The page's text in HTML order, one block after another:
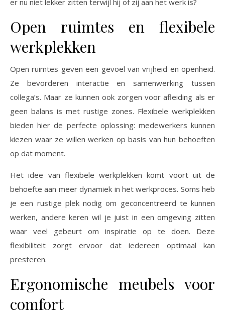
er nu niet lekker zitten terwijl hij of zij aan het werk is?
Open ruimtes en flexibele
werkplekken
Open ruimtes geven een gevoel van vrijheid en openheid.
Ze bevorderen interactie en samenwerking tussen
collega’s. Maar ze kunnen ook zorgen voor afleiding als er
geen balans is met rustige zones. Flexibele werkplekken
bieden hier de perfecte oplossing: medewerkers kunnen
kiezen waar ze willen werken op basis van hun behoeften
op dat moment.
Het idee van flexibele werkplekken komt voort uit de
behoefte aan meer dynamiek in het werkproces. Soms heb
je een rustige plek nodig om geconcentreerd te kunnen
werken, andere keren wil je juist in een omgeving zitten
waar veel gebeurt om inspiratie op te doen. Deze
flexibiliteit zorgt ervoor dat iedereen optimaal kan
presteren.
Ergonomische meubels voor
comfort